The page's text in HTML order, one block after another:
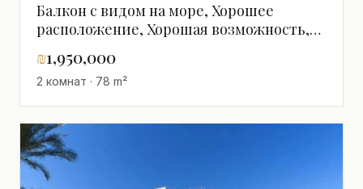
Балкон с видом на море, Хорошее
расположение, Хорошая возможность,
Роскошный, Близко к морю, Вид на
море, Не упустить!, Приятный, Хорошо
спланированный, Светлый, Хорошие
ориентации, В хорошем состоянии,
Полностью меблированный,
Великолепный, Качественный проект
₪1,950,000
2 комнат · 78 m²